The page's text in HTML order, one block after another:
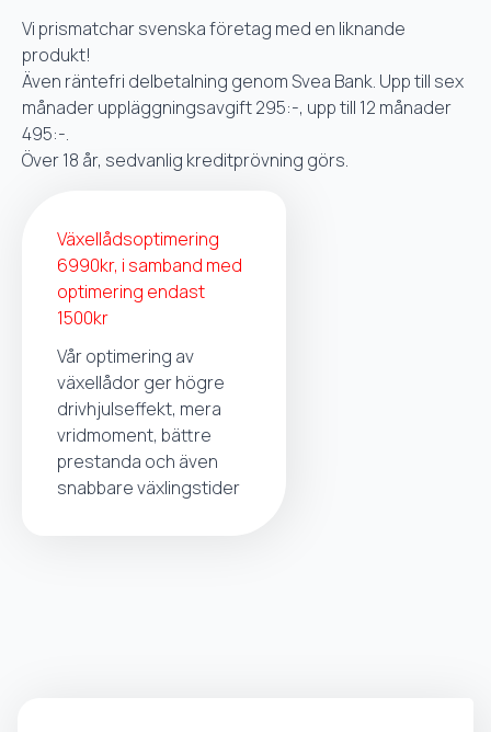
Vi prismatchar svenska företag med en liknande
produkt!
Även räntefri delbetalning genom Svea Bank. Upp till sex
månader uppläggningsavgift 295:-, upp till 12 månader
495:-.
Över 18 år, sedvanlig kreditprövning görs.
Växellådsoptimering
6990kr, i samband med
optimering endast
1500kr
Vår optimering av
växellådor ger högre
drivhjulseffekt, mera
vridmoment, bättre
prestanda och även
snabbare växlingstider